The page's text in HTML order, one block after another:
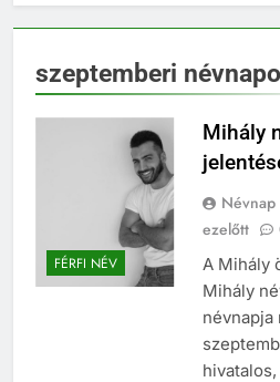
szeptemberi
FÉRFI NÉV
Mihály
Névnap
ezelőtt
A Mihály
Mihály
névnapja